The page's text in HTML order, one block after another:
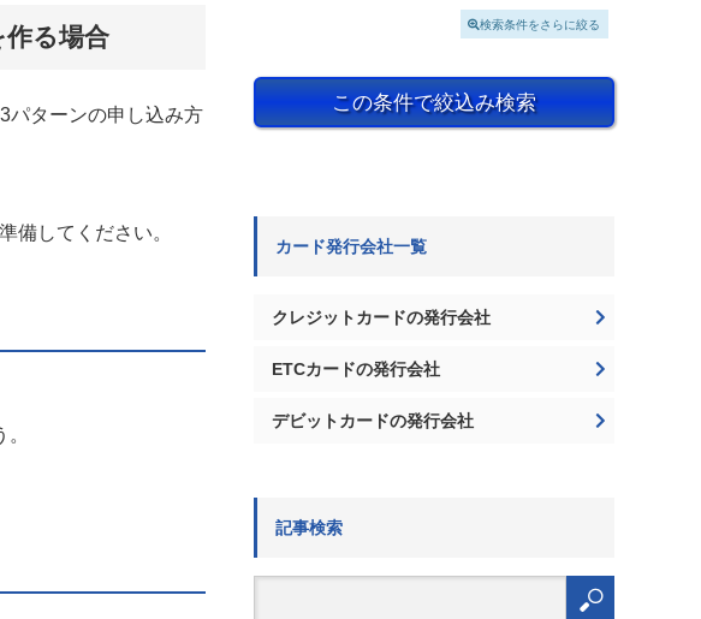
る場合
パターンの申し込み方
備してください。
検索条件をさらに絞る
この条件で絞込み検索
カード発行会社一覧
クレジットカードの発行会社
ETCカードの発行会社
デビットカードの発行会社
記事検索
検